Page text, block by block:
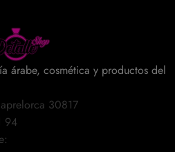
árabe, cosmética y productos del
30817
94